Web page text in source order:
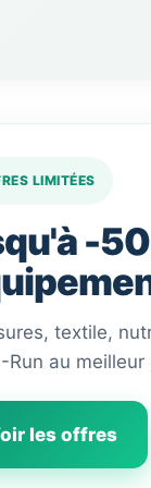
LIMITÉES
-
textile,
Run au meilleur
les offres